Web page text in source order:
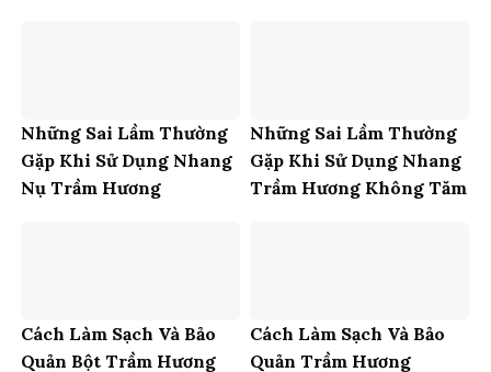
Những Sai Lầm Thường
Gặp Khi Sử Dụng Nhang
Nụ Trầm Hương
Những Sai Lầm Thường
Gặp Khi Sử Dụng Nhang
Trầm Hương Không Tăm
Cách Làm Sạch Và Bảo
Quản Bột Trầm Hương
Cách Làm Sạch Và Bảo
Quản Trầm Hương